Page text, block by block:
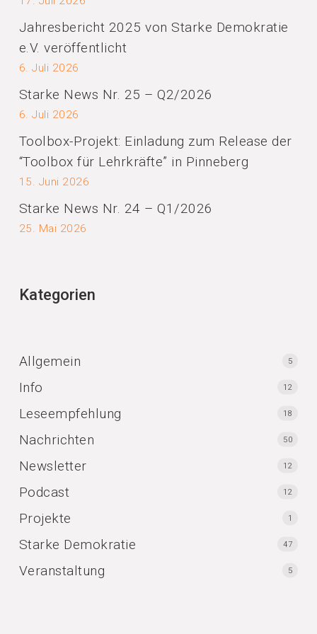
Jahresbericht 2025 von Starke Demokratie
e.V. veröffentlicht
6. Juli 2026
Starke News Nr. 25 – Q2/2026
6. Juli 2026
Toolbox-Projekt: Einladung zum Release der
“Toolbox für Lehrkräfte” in Pinneberg
15. Juni 2026
Starke News Nr. 24 – Q1/2026
25. Mai 2026
Kategorien
Allgemein 5
Info 12
Leseempfehlung 18
Nachrichten 50
Newsletter 12
Podcast 12
Projekte 1
Starke Demokratie 47
Veranstaltung 5